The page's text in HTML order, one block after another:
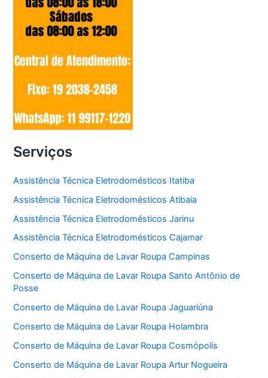
Serviços
Assistência Técnica Eletrodomésticos Itatiba
Assistência Técnica Eletrodomésticos Atibaia
Assistência Técnica Eletrodomésticos Jarinu
Assistência Técnica Eletrodomésticos Cajamar
Conserto de Máquina de Lavar Roupa Campinas
Conserto de Máquina de Lavar Roupa Santo Antônio de
Posse
Conserto de Máquina de Lavar Roupa Jaguariúna
Conserto de Máquina de Lavar Roupa Holambra
Conserto de Máquina de Lavar Roupa Cosmópolis
Conserto de Máquina de Lavar Roupa Artur Nogueira